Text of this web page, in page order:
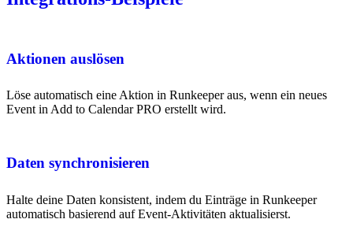
Aktionen auslösen
Löse automatisch eine Aktion in Runkeeper aus, wenn ein neues
Event in Add to Calendar PRO erstellt wird.
Daten synchronisieren
Halte deine Daten konsistent, indem du Einträge in Runkeeper
automatisch basierend auf Event-Aktivitäten aktualisierst.